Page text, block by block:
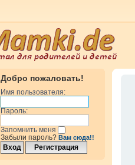
Добро пожаловать!
Имя пользователя:
Пароль:
Запомнить меня
Забыли пароль? Вам сюда!!